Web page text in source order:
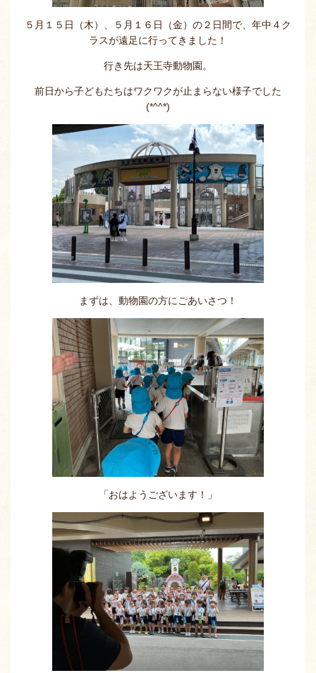
５月１５日（木）、５月１６日（金）の２日間で、年中４ク
ラスが遠足に行ってきました！
行き先は天王寺動物園。
前日から子どもたちはワクワクが止まらない様子でした
(*^^*)
まずは、動物園の方にごあいさつ！
「おはようございます！」